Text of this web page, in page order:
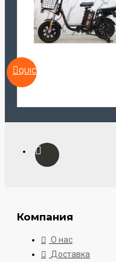
QUICKVIEW
Компания
О нас
Доставка